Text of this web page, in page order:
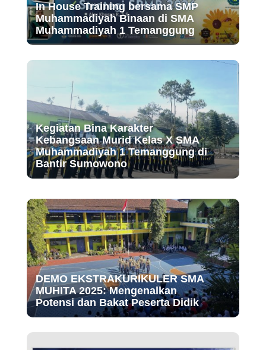
In House Training bersama SMP
Muhammadiyah Binaan di SMA
Muhammadiyah 1 Temanggung
Kegiatan Bina Karakter
Kebangsaan Murid Kelas X SMA
Muhammadiyah 1 Temanggung di
Bantir Sumowono
DEMO EKSTRAKURIKULER SMA
MUHITA 2025: Mengenalkan
Potensi dan Bakat Peserta Didik